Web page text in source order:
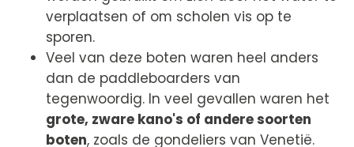
verplaatsen of om scholen vis op te
sporen.
Veel van deze boten waren heel anders
dan de paddleboarders van
tegenwoordig. In veel gevallen waren het
grote, zware kano's of andere soorten
boten, zoals de gondeliers van Venetië.